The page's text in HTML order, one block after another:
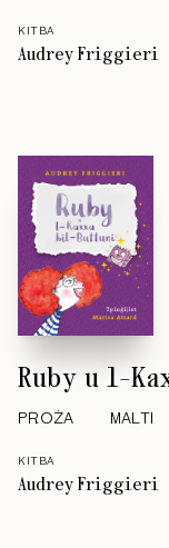
KITBA
Audrey Friggieri
Ruby u l-
PROŻA MALTI
KITBA
Audrey Friggieri